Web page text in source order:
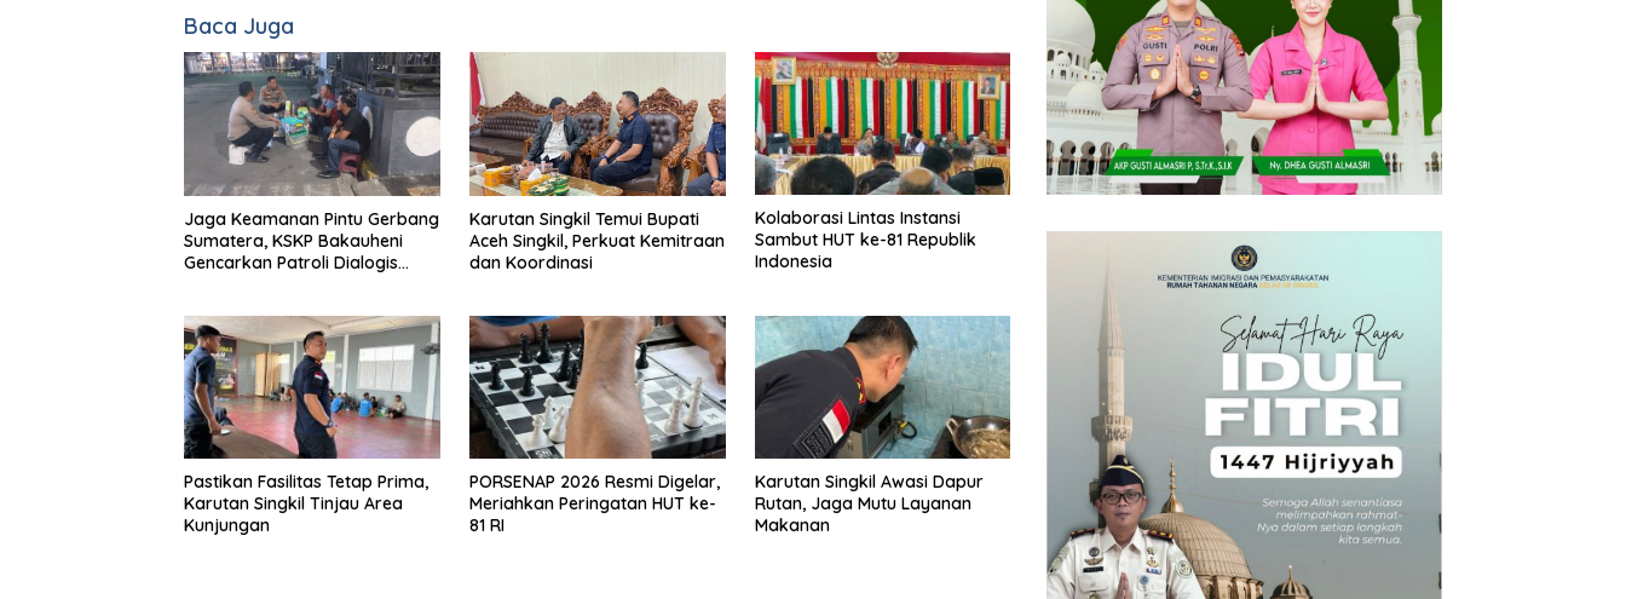
Baca Juga
Jaga Keamanan Pintu Gerbang
Sumatera, KSKP Bakauheni
Gencarkan Patroli Dialogis
Karutan Singkil Temui Bupati
Aceh Singkil, Perkuat Kemitraan
dan Koordinasi
Kolaborasi Lintas Instansi
Sambut HUT ke-81 Republik
Indonesia
Pastikan Fasilitas Tetap Prima,
Karutan Singkil Tinjau Area
Kunjungan
PORSENAP 2026 Resmi Digelar,
Meriahkan Peringatan HUT ke-
81 RI
Karutan Singkil Awasi Dapur
Rutan, Jaga Mutu Layanan
Makanan